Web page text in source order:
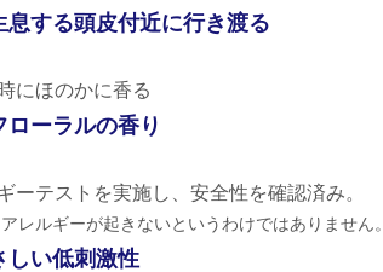
息する頭皮付近に行き渡る
にほのかに香る
ローラルの香り
ーテストを実施し、安全性を確認済み。
レルギーが起きないというわけではありません。
しい低刺激性